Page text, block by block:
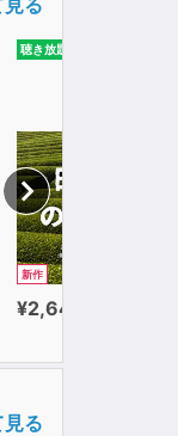
る
聴き放題
新作
¥2,640
る